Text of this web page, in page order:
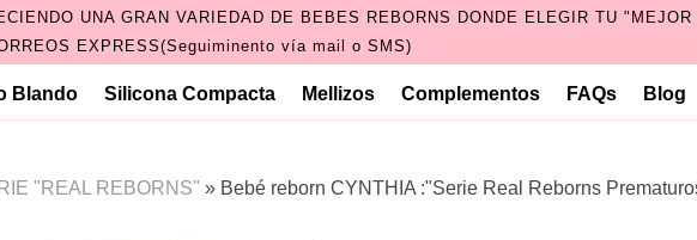
UNA GRAN VARIEDAD DE BEBES REBORNS DONDE ELEGIR TU
EXPRESS(Seguiminento vía mail o SMS)
Blando Silicona Compacta Mellizos Complementos FAQs Blog
"REAL REBORNS" » Bebé reborn CYNTHIA :"Serie Real Reborns